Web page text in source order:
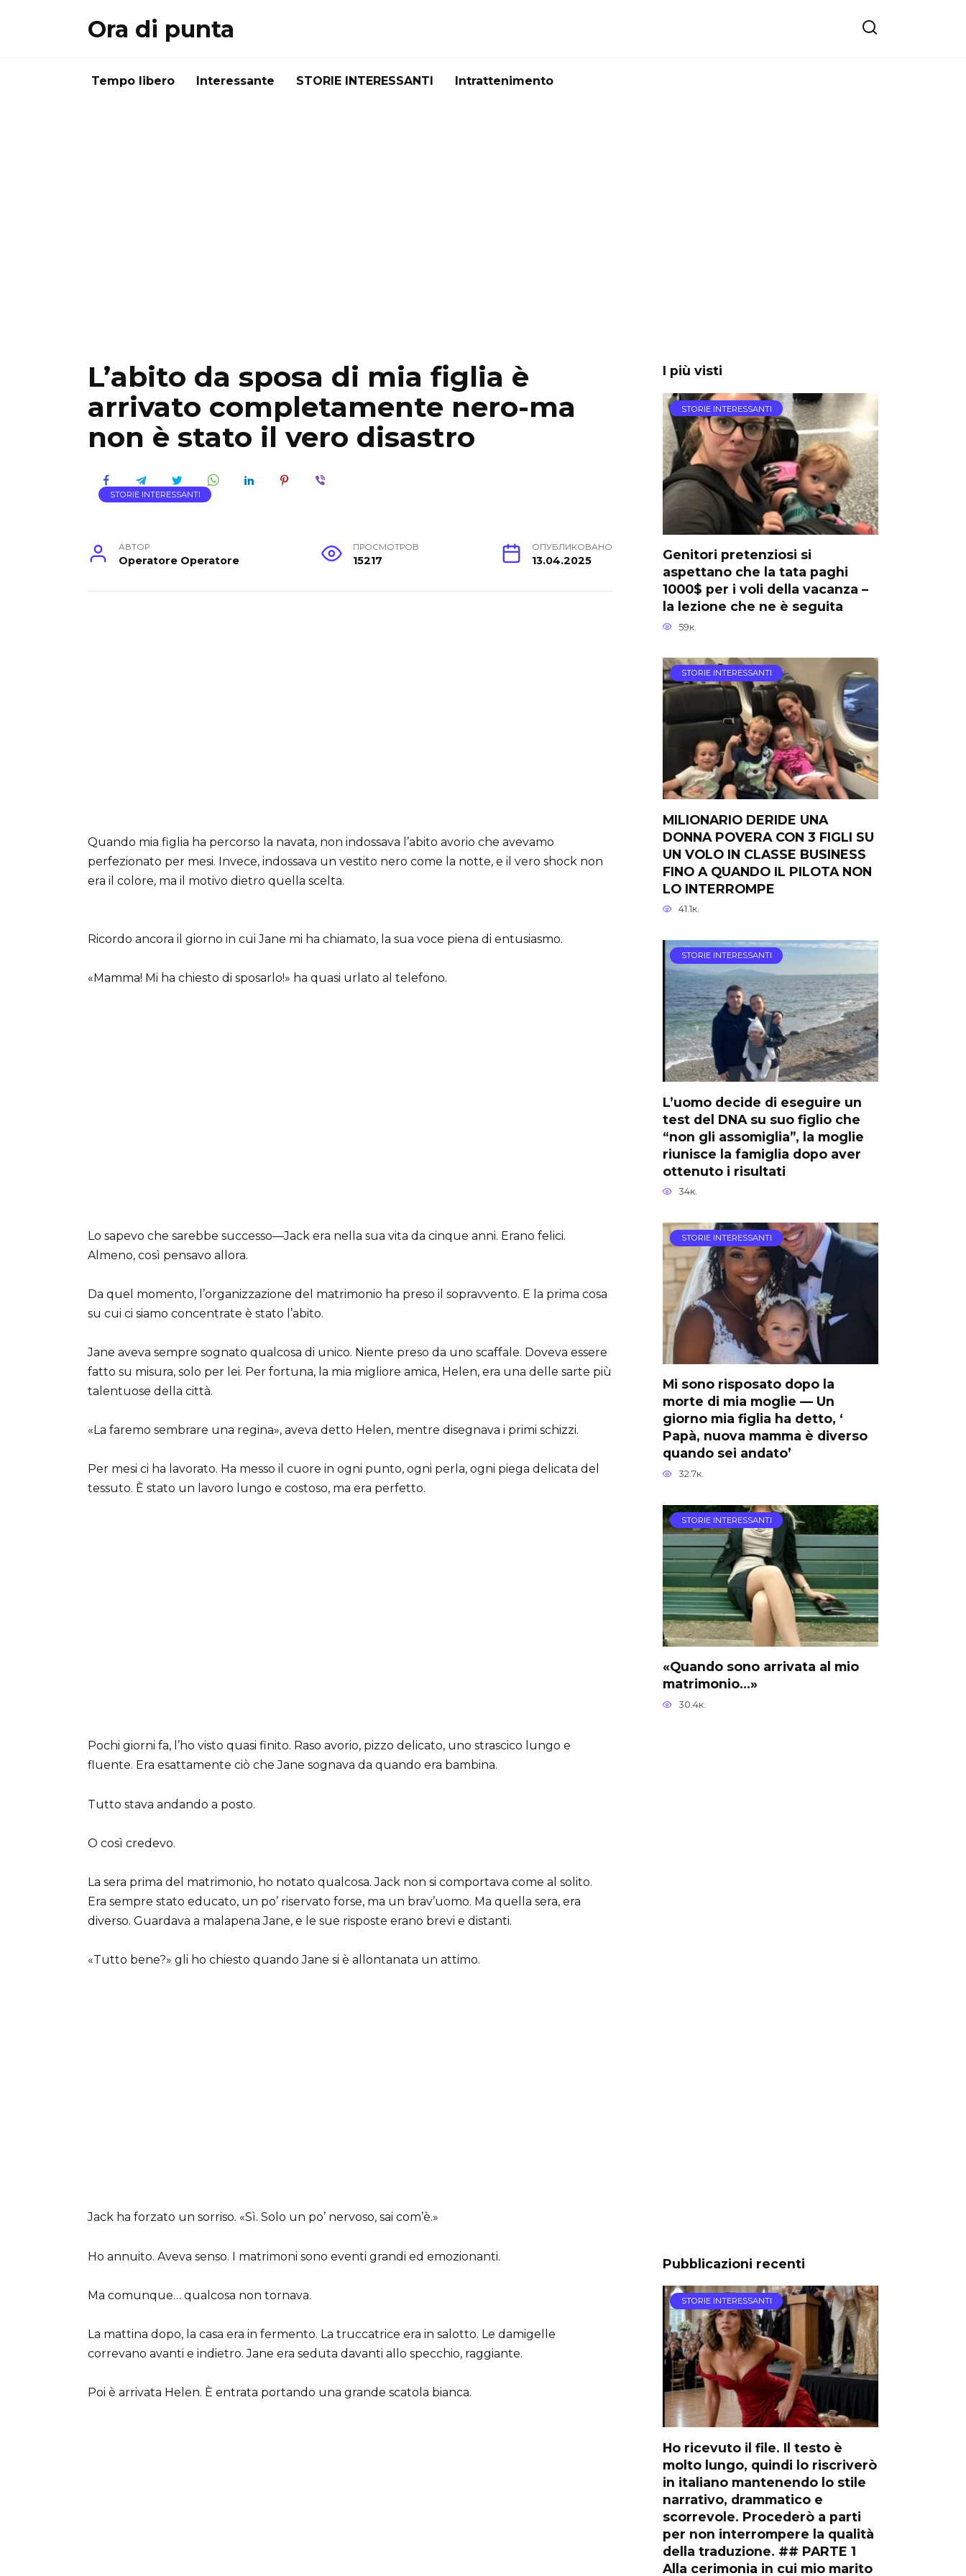
Ora di punta
Tempo libero Interessante STORIE INTERESSANTI Intrattenimento
L’abito da sposa di mia figlia è
arrivato completamente nero-ma
non è stato il vero disastro
STORIE INTERESSANTI
АВТОР
Operatore Operatore
ПРОСМОТРОВ
15217
ОПУБЛИКОВАНО
13.04.2025
Quando mia figlia ha percorso la navata, non indossava l’abito avorio che avevamo
perfezionato per mesi. Invece, indossava un vestito nero come la notte, e il vero shock non
era il colore, ma il motivo dietro quella scelta.
Ricordo ancora il giorno in cui Jane mi ha chiamato, la sua voce piena di entusiasmo.
«Mamma! Mi ha chiesto di sposarlo!» ha quasi urlato al telefono.
Lo sapevo che sarebbe successo—Jack era nella sua vita da cinque anni. Erano felici.
Almeno, così pensavo allora.
Da quel momento, l’organizzazione del matrimonio ha preso il sopravvento. E la prima cosa
su cui ci siamo concentrate è stato l’abito.
Jane aveva sempre sognato qualcosa di unico. Niente preso da uno scaffale. Doveva essere
fatto su misura, solo per lei. Per fortuna, la mia migliore amica, Helen, era una delle sarte più
talentuose della città.
«La faremo sembrare una regina», aveva detto Helen, mentre disegnava i primi schizzi.
Per mesi ci ha lavorato. Ha messo il cuore in ogni punto, ogni perla, ogni piega delicata del
tessuto. È stato un lavoro lungo e costoso, ma era perfetto.
Pochi giorni fa, l’ho visto quasi finito. Raso avorio, pizzo delicato, uno strascico lungo e
fluente. Era esattamente ciò che Jane sognava da quando era bambina.
Tutto stava andando a posto.
O così credevo.
La sera prima del matrimonio, ho notato qualcosa. Jack non si comportava come al solito.
Era sempre stato educato, un po’ riservato forse, ma un brav’uomo. Ma quella sera, era
diverso. Guardava a malapena Jane, e le sue risposte erano brevi e distanti.
«Tutto bene?» gli ho chiesto quando Jane si è allontanata un attimo.
Jack ha forzato un sorriso. «Sì. Solo un po’ nervoso, sai com’è.»
Ho annuito. Aveva senso. I matrimoni sono eventi grandi ed emozionanti.
Ma comunque… qualcosa non tornava.
La mattina dopo, la casa era in fermento. La truccatrice era in salotto. Le damigelle
correvano avanti e indietro. Jane era seduta davanti allo specchio, raggiante.
Poi è arrivata Helen. È entrata portando una grande scatola bianca.
I più visti
STORIE INTERESSANTI
Genitori pretenziosi si
aspettano che la tata paghi
1000$ per i voli della vacanza –
la lezione che ne è seguita
59к.
STORIE INTERESSANTI
MILIONARIO DERIDE UNA
DONNA POVERA CON 3 FIGLI SU
UN VOLO IN CLASSE BUSINESS
FINO A QUANDO IL PILOTA NON
LO INTERROMPE
41.1к.
STORIE INTERESSANTI
L’uomo decide di eseguire un
test del DNA su suo figlio che
“non gli assomiglia”, la moglie
riunisce la famiglia dopo aver
ottenuto i risultati
34к.
STORIE INTERESSANTI
Mi sono risposato dopo la
morte di mia moglie — Un
giorno mia figlia ha detto, ‘
Papà, nuova mamma è diverso
quando sei andato’
32.7к.
STORIE INTERESSANTI
«Quando sono arrivata al mio
matrimonio…»
30.4к.
Pubblicazioni recenti
STORIE INTERESSANTI
Ho ricevuto il file. Il testo è
molto lungo, quindi lo riscriverò
in italiano mantenendo lo stile
narrativo, drammatico e
scorrevole. Procederò a parti
per non interrompere la qualità
della traduzione. ## PARTE 1
Alla cerimonia in cui mio marito